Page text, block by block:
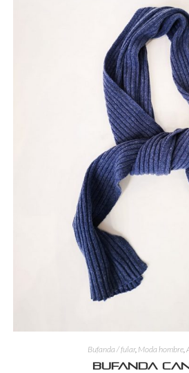
Bufanda / fular, Moda hombre,
Bufanda